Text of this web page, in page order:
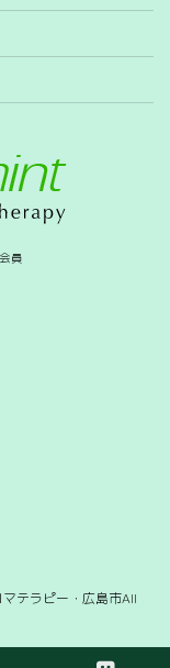
員
テラピー・広島市All